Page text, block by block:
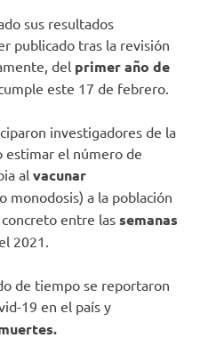
sus resultados
publicado tras la revisión
del primer año de
este 17 de febrero.
investigadores de la
estimar el número de
al vacunar
monodosis) a la población
entre lassemanas
2021.
de tiempo se reportaron
19 en el país y